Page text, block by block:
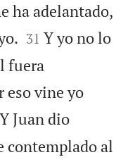
ha adelantado,


31 Y yo no lo
fuera
eso vine yo
Y Juan dio
contemplado al